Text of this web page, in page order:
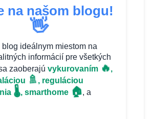
na našom blogu!
👋
blog ideálnym miestom na
informácií pre všetkých
zaoberajú vykurovaním 🔥,
🚿, reguláciou
🌡️, smarthome 🏠, a